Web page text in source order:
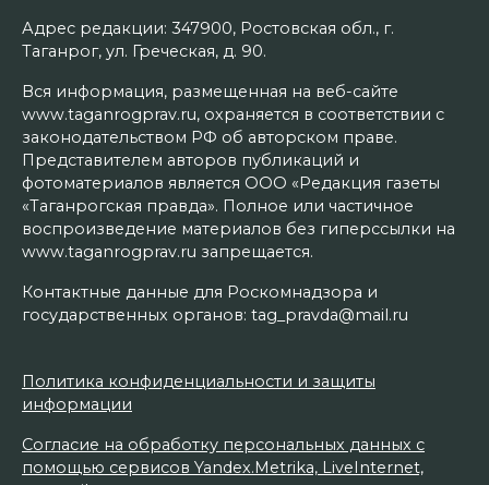
Адрес редакции: 347900, Ростовская обл., г.
Таганрог, ул. Греческая, д. 90.
Вся информация, размещенная на веб-сайте
www.taganrogprav.ru, охраняется в соответствии с
законодательством РФ об авторском праве.
Представителем авторов публикаций и
фотоматериалов является ООО «Редакция газеты
«Таганрогская правда». Полное или частичное
воспроизведение материалов без гиперссылки на
www.taganrogprav.ru запрещается.
Контактные данные для Роскомнадзора и
государственных органов: tag_pravda@mail.ru
Политика конфиденциальности и защиты
информации
Согласие на обработку персональных данных с
помощью сервисов Yandex.Metrika, LiveInternet,